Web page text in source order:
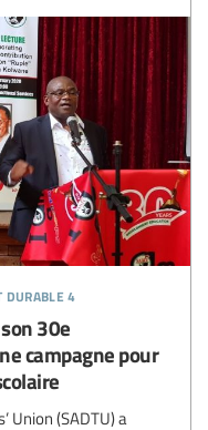
durable 4
30e
campagne pour
Union (SADTU) a